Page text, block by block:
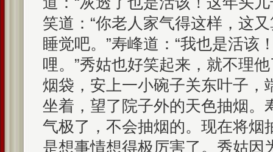
笑道：“你老人家气得这样，这
睡觉吧。”寿峰道：“我也是活该
哩。”秀姑也好笑起来，就不理
烟袋，安上一小碗子关东叶子，
坐着，望了院子外的天色抽烟。
气极了，不会抽烟的。现在将烟
是想事情想得极厉害了。秀姑因